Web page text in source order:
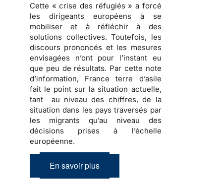
Cette « crise des réfugiés » a forcé
les dirigeants européens à se
mobiliser et à réfléchir à des
solutions collectives. Toutefois, les
discours prononcés et les mesures
envisagées n’ont pour l’instant eu
que peu de résultats. Par cette note
d’information, France terre d’asile
fait le point sur la situation actuelle,
tant au niveau des chiffres, de la
situation dans les pays traversés par
les migrants qu’au niveau des
décisions prises à l’échelle
européenne.
En savoir plus